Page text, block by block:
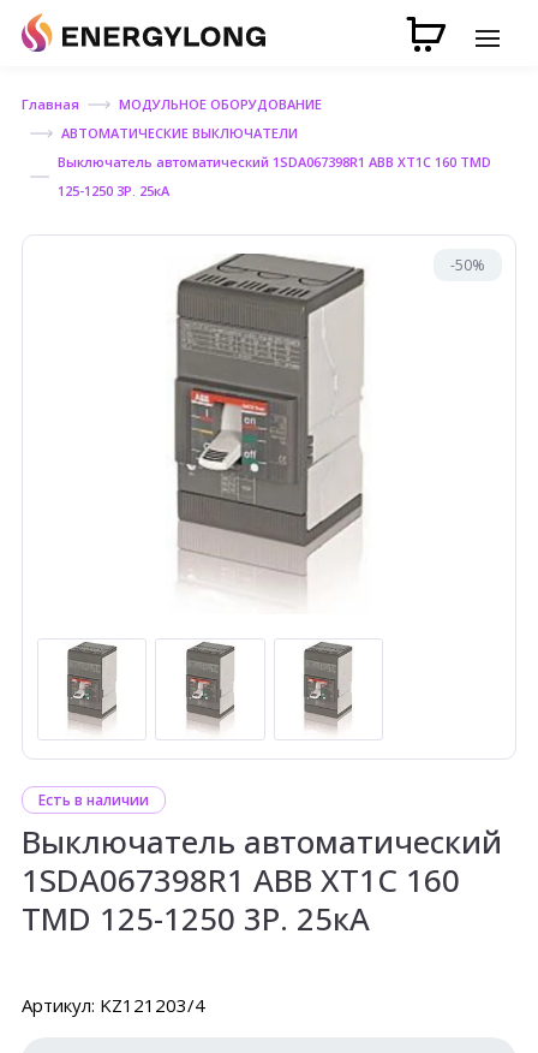
Главная
МОДУЛЬНОЕ ОБОРУДОВАНИЕ
АВТОМАТИЧЕСКИЕ ВЫКЛЮЧАТЕЛИ
Выключатель автоматический 1SDA067398R1 ABB XT1C 160 TMD
125-1250 3P. 25кА
-50%
Есть в наличии
Выключатель автоматический
1SDA067398R1 ABB XT1C 160
TMD 125-1250 3P. 25кА
Артикул: KZ121203/4